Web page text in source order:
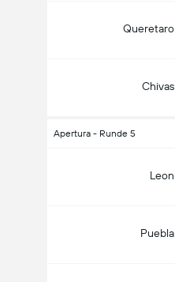
Queretaro
Chivas
Apertura - Runde 5
Leon
Puebla